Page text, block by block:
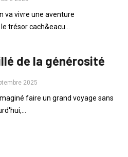
va vivre une aventure
trésor cach&eacu...
de la générosité
2025
faire un grand voyage sans